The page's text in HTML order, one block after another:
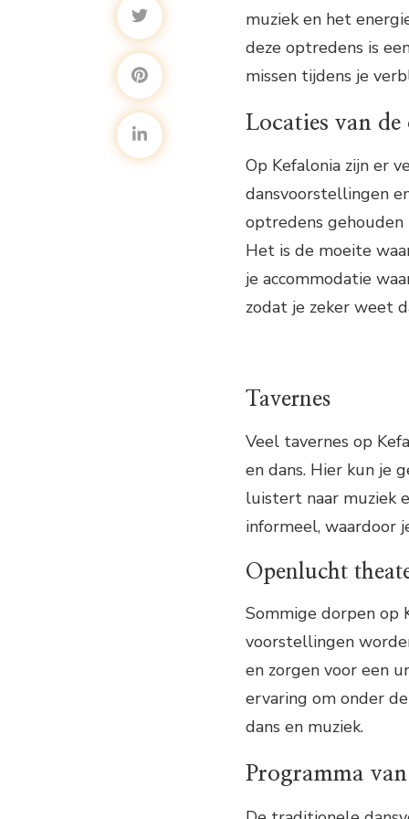
muziek en het
deze optredens is
missen tijdens je
Locaties van de
Op Kefalonia zijn er
dansvoorstellingen
optredens
Het is de moeite
je accommodatie
zodat je zeker weet
Tavernes
Veel tavernes op
en dans. Hier kun je
luistert naar muziek
informeel, waardoor
Openlucht
Sommige dorpen op
voorstellingen
en zorgen voor een
ervaring om onder
dans en muziek.
Programma